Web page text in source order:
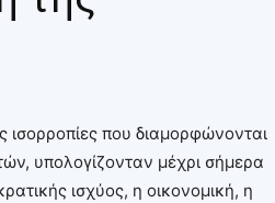
ισορροπίες που διαμορφώνονται
υπολογίζονταν μέχρι σήμερα
ισχύος, η οικονομική, η